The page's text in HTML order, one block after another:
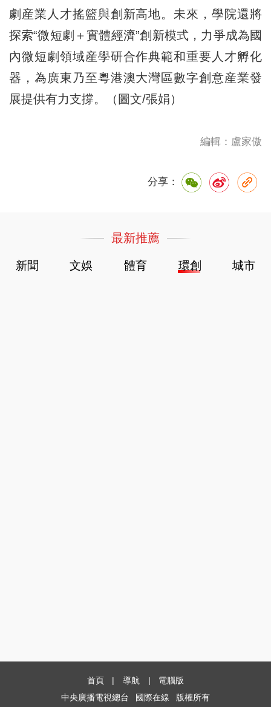
劇産業人才搖籃與創新高地。未來，學院還將
探索“微短劇＋實體經濟”創新模式，力爭成為國
內微短劇領域産學研合作典範和重要人才孵化
器，為廣東乃至粵港澳大灣區數字創意産業發
展提供有力支撐。（圖文/張娟）
編輯：盧家傲
分享：
最新推薦
新聞 文娛 體育 環創 城市
首頁 | 導航 |
電腦版
中央廣播電視總台
國際在線 版權所有